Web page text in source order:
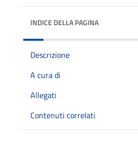
INDICE DELLA PAGINA
Descrizione
A cura di
Allegati
Contenuti correlati